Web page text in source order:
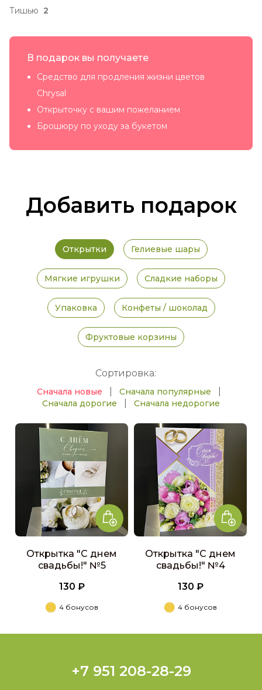
Тишью 2
В подарок вы получаете
Средство для продления жизни цветов
Chrysal
Открыточку с вашим пожеланием
Брошюру по уходу за букетом
Добавить подарок
Открытки Гелиевые шары
Мягкие игрушки Сладкие наборы
Упаковка Конфеты / шоколад
Фруктовые корзины
Сортировка:
Сначала новые Сначала популярные
Сначала дорогие Сначала недорогие
Открытка "С днем
свадьбы!" №5
130 ₽
4 бонусов
Открытка "С днем
свадьбы!" №4
130 ₽
4 бонусов
+7 951 208-28-29